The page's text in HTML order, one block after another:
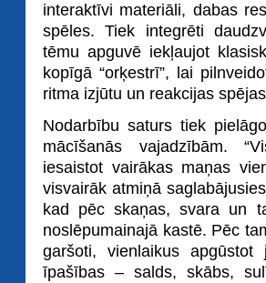
interaktīvi materiāli, dabas
spēles. Tiek integrēti
tēmu apguvē iekļaujot
kopīgā “orķestrī”, lai
ritma izjūtu un reakcijas
Nodarbību saturs tiek
mācīšanās vajadzībām.
iesaistot vairākas maņas
visvairāk atmiņā
kad pēc skaņas, svara un
noslēpumainajā kastē. Pēc
garšoti, vienlaikus
īpašības – salds, skābs,